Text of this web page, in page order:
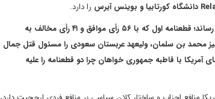
را دارد.
مجلس سنای آمریکا پنج شنبه هفته گذشته دو قطعنامه را علیه عربستان سعودی به تصویب رساند؛ قطعنامه‌ اول که با ۵۶ رأی موافق و ۴۱ رأی مخالف به
محمد بن سلمان، ولیعهد عربستان سعودی را مسئول قتل جمال
با قاطبه جمهوری خواهان چرا دو قطعنامه را علیه